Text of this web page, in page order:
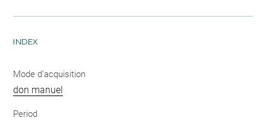
INDEX
Mode d'acquisition
don manuel
Period